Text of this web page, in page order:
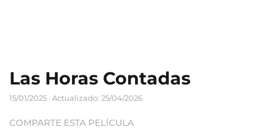
Las Horas Contadas
15/01/2025 · Actualizado: 25/04/2026
COMPARTE ESTA PELÍCULA